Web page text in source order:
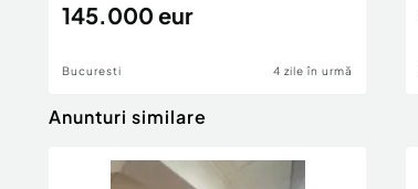
145.000 eur
Bucuresti 4 zile în urmă
Anunturi similare